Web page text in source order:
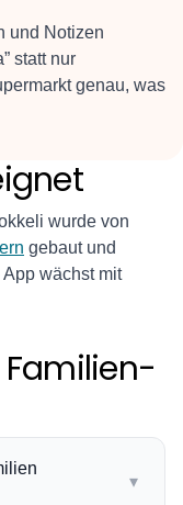
und Notizen
statt nur
genau, was
wurde von
gebaut und
wächst mit
Familien-
▾